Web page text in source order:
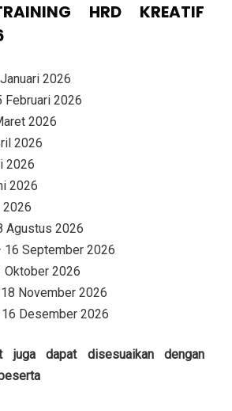
HRD KREATIF
2026
Februari 2026
2026
2026
2026
2026
2026
Agustus 2026
16 September 2026
Oktober 2026
November 2026
Desember 2026
juga dapat disesuaikan dengan